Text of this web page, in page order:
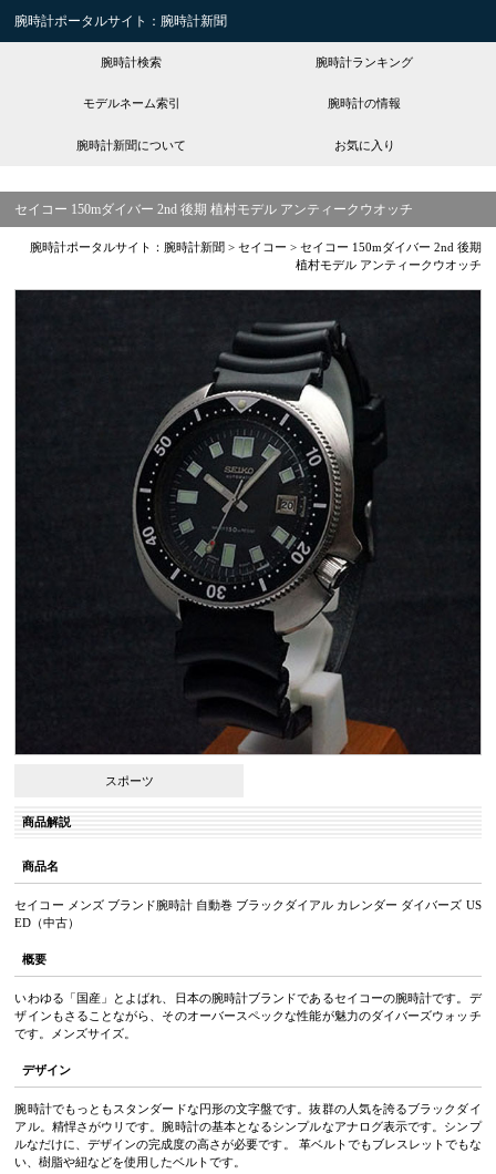
腕時計ポータルサイト：腕時計新聞
腕時計検索 腕時計ランキング
モデルネーム索引 腕時計の情報
腕時計新聞について お気に入り
セイコー 150mダイバー 2nd 後期 植村モデル アンティークウオッチ
腕時計ポータルサイト：腕時計新聞 > セイコー > セイコー 150mダイバー 2nd 後期
植村モデル アンティークウオッチ
スポーツ
商品解説
商品名
セイコー メンズ ブランド腕時計 自動巻 ブラックダイアル カレンダー ダイバーズ US
ED（中古）
概要
いわゆる「国産」とよばれ、日本の腕時計ブランドであるセイコーの腕時計です。デ
ザインもさることながら、そのオーバースペックな性能が魅力のダイバーズウォッチ
です。メンズサイズ。
デザイン
腕時計でもっともスタンダードな円形の文字盤です。抜群の人気を誇るブラックダイ
アル。精悍さがウリです。腕時計の基本となるシンプルなアナログ表示です。シンプ
ルなだけに、デザインの完成度の高さが必要です。 革ベルトでもブレスレットでもな
い、樹脂や紐などを使用したベルトです。